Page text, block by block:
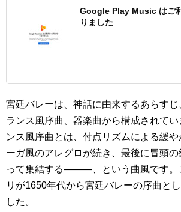
Google Play Music はご
りました
宮廷バレーは、神話に由来するあらす
ランス風序曲、器楽曲から構成されて
ンス風序曲とは、付点リズムによる緩
ーガ風のアレグロが続き、最後に冒頭
って集結する———、という曲風です。
リが1650年代から宮廷バレーの序曲と
した。